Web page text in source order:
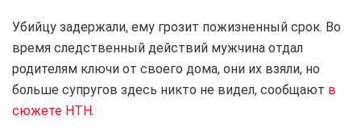
Убийцу задержали, ему грозит пожизненный срок. Во
время следственный действий мужчина отдал
родителям ключи от своего дома, они их взяли, но
больше супругов здесь никто не видел, сообщают в
сюжете НТН.